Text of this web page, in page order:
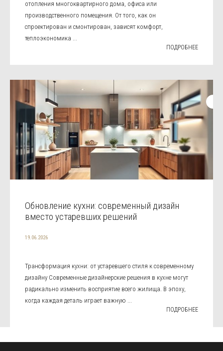
отопления многоквартирного дома, офиса или
производственного помещения. От того, как он
спроектирован и смонтирован, зависят комфорт,
теплоэкономика ...
ПОДРОБНЕЕ
Обновление кухни: современный дизайн
вместо устаревших решений
19.06.2026
Трансформация кухни: от устаревшего стиля к современному
дизайну Современные дизайнерские решения в кухне могут
радикально изменить восприятие всего жилища. В эпоху,
когда каждая деталь играет важную ...
ПОДРОБНЕЕ